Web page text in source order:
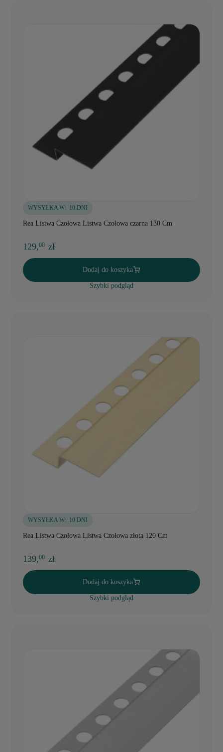
WYSYŁKA W: 10 DNI
Rea Listwa Czołowa Listwa Czołowa czarna 130 Cm
129,00 zł
Dodaj do koszyka
Szybki podgląd
WYSYŁKA W: 10 DNI
Rea Listwa Czołowa Listwa Czołowa złota 120 Cm
139,00 zł
Dodaj do koszyka
Szybki podgląd